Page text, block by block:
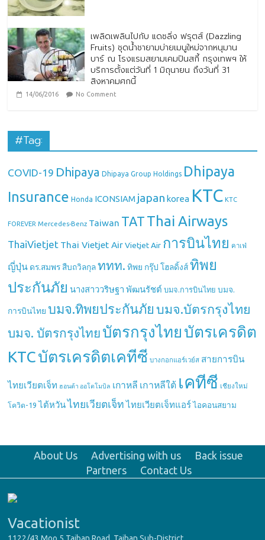
เพลิดเพลินไปกับ แดซลิ่ง ฟรุตส์ (Dazzling
Fruits) ชุดน้ำชายามบ่ายเมนูใหม่จากหนุมาน
บาร์ ณ โรงแรมสยามเคมปินสกี้ กรุงเทพฯ ให้
บริการตั้งแต่วันที่ 1 มิถุนายน ถึงวันที่ 31
สิงหาคมศกนี้
14/06/2016 No Comment
#Tag:
COVID-19 Dhipaya Dhipaya Group Holdings Dhipaya
Insurance Honda ICONSIAM japan korea KTC KTC
FOREVER Mercedes-Benz Taiwan TAT Thai Airways
ThaiVietjet Thai Vietjet Air Vietjet Air การบินไทย คาเฟ่
ญี่ปุ่น ดร.สมพร สืบถวิลกุล ททท. ทิพย กรุ๊ป โฮลดิ้งส์ ทิพย
ประกันภัย นางสาววริษฐา พัฒนรัชต์ บมจ.การบินไทย บมจ.
การบินไทย บมจ.ทิพยประกันภัย บมจ.บัตรกรุงไทย
บมจ. บัตรกรุงไทย บัตรกรุงไทย บัตรเครดิต
KTCบัตรเครดิตเคทีซี บางกอกแอร์เวย์ส สายการบิน
ไทยเวียตเจ็ท ฮอนด้า ออโตโมบิล เกาหลี เกาหลีใต้ เคทีซี เชียงใหม่
โควิด-19 ไต้หวัน ไทยเวียตเจ็ท ไทยเวียตเจ็ทแอร์ ไอคอนสยาม
About Us Advertising with us
Back issue
Partners
Contact Us
Vacationist